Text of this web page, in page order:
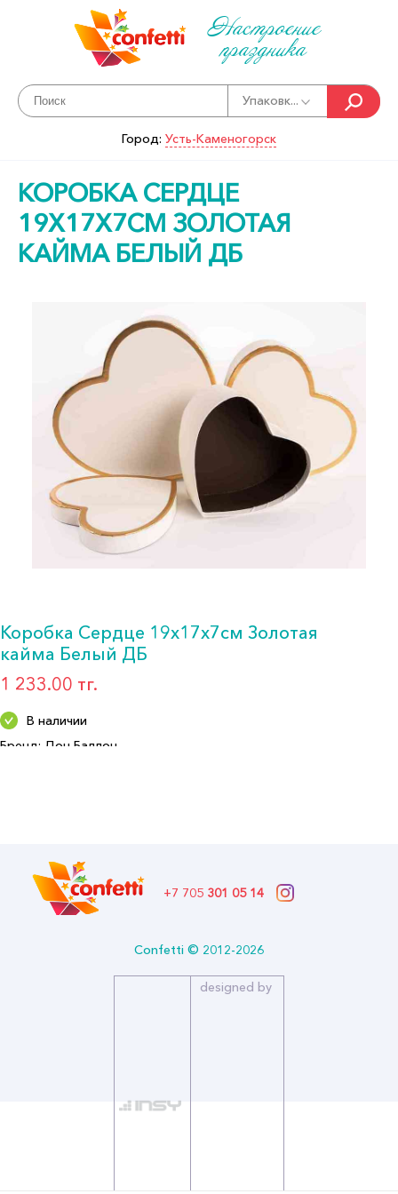
Настроение
праздника
Упаковк...
Город: Усть-Каменогорск
КОРОБКА СЕРДЦЕ
19Х17Х7СМ ЗОЛОТАЯ
КАЙМА БЕЛЫЙ ДБ
Коробка Сердце 19х17х7см Золотая
кайма Белый ДБ
1 233.00 тг.
В наличии
Бренд: Дон Баллон
+7 705 301 05 14
Confetti © 2012-2026
designed by